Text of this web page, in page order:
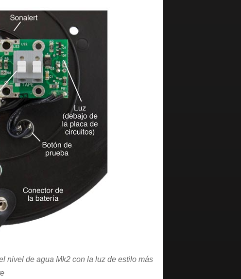
nivel de agua Mk2 con la luz de estilo más